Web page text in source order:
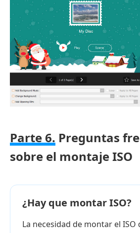
Parte 6. Preguntas
sobre el montaje ISO
¿Hay que montar ISO?
La necesidad de montar el ISO